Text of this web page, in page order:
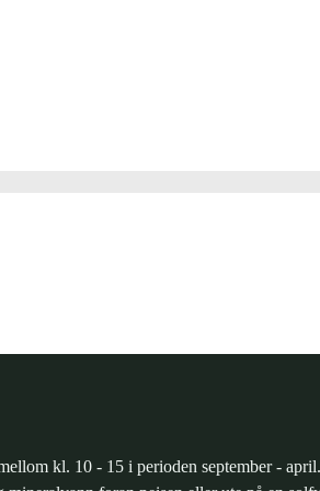
kl. 10 - 15 i perioden september -